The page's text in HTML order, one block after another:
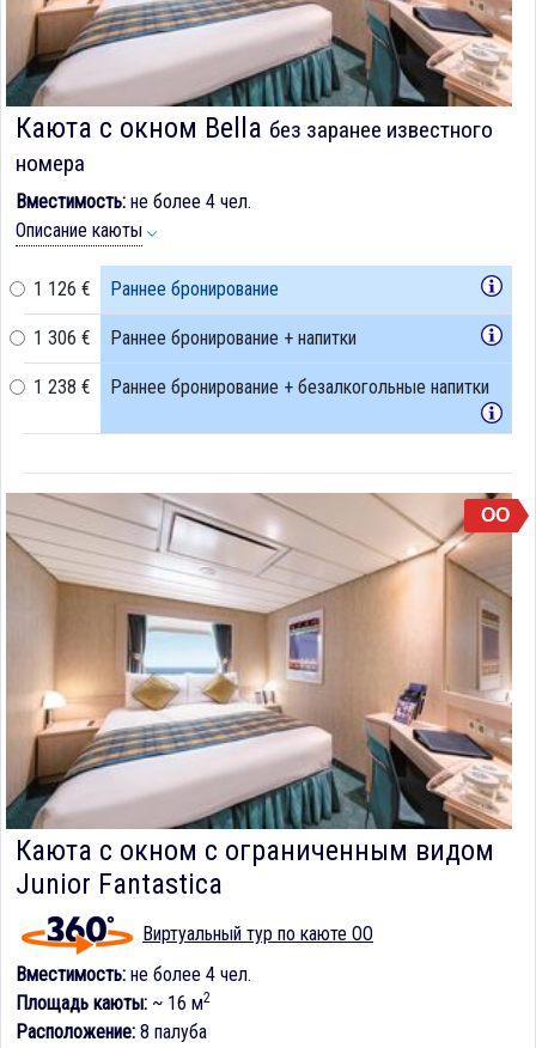
Каюта с окном Bella без заранее известного
номера
Вместимость: не более 4 чел.
Описание каюты
1 126 € Раннее бронирование
1 306 € Раннее бронирование + напитки
1 238 € Раннее бронирование + безалкогольные напитки
OO
Каюта с окном с ограниченным видом
Junior Fantastica
Виртуальный тур по каюте OO
Вместимость: не более 4 чел.
Площадь каюты: ~ 16 м2
Расположение: 8 палуба